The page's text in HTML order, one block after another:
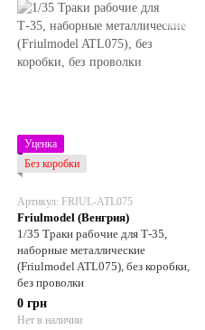
Уценка
Без коробки
Артикул: FRIUL-ATL075
Friulmodel (Венгрия)
1/35 Траки рабочие для Т-35,
наборные металлические
(Friulmodel ATL075), без коробки,
без проволки
0 грн
Нет в наличии